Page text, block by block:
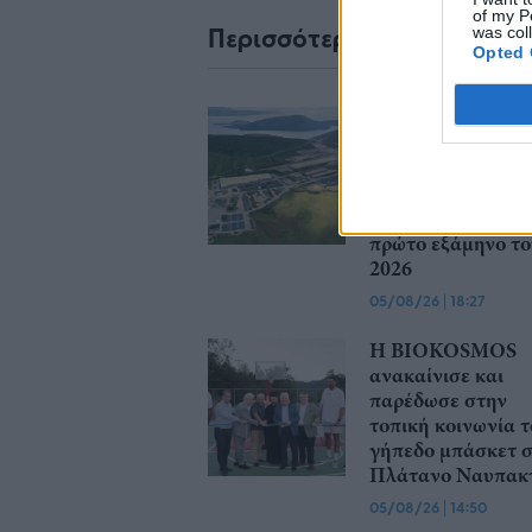
of my
was
Opted
Περισσότερα από το
Ισχυρές
τη Cenergy
πρώτο εξάμηνο
2026
05/08/26 | 18:27
Η BIOKOSMOS
ανακαίνισε και
παρέδωσε στην
τοπική κοινωνία
γήπεδο μπάσκετ
Πλάτανο
05/08/26 | 14:50